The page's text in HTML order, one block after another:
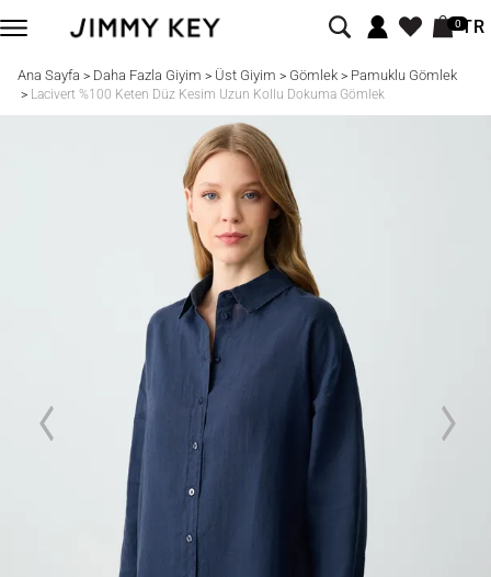
0TR
Ana Sayfa > Daha Fazla Giyim > Üst Giyim > Gömlek> Pamuklu Gömlek
> Lacivert %100 Keten Düz Kesim Uzun Kollu Dokuma Gömlek